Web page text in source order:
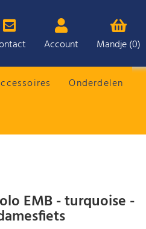
Account Mandje (0)
Onderdelen
EMB - turquoise -